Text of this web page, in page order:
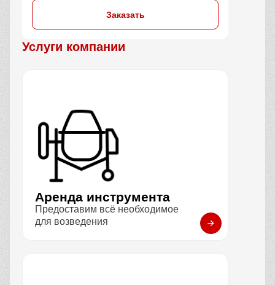
Заказать
Услуги компании
Аренда инструмента
Предоставим всё необходимое
для возведения